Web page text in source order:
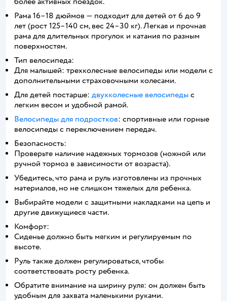
Рама 16–18 дюймов — подходит для детей от 6 до 9
лет (рост 125–140 см, вес 24–30 кг). Легкая и прочная
рама для длительных прогулок и катания по разным
поверхностям.
Тип велосипеда:
Для малышей: трехколесные велосипеды или модели с
дополнительными страховочными колесами.
Для детей постарше: двухколесные велосипеды с
легким весом и удобной рамой.
Велосипеды для подростков: спортивные или горные
велосипеды с переключением передач.
Безопасность:
Проверьте наличие надежных тормозов (ножной или
ручной тормоз в зависимости от возраста).
Убедитесь, что рама и руль изготовлены из прочных
материалов, но не слишком тяжелых для ребенка.
Выбирайте модели с защитными накладками на цепь и
другие движущиеся части.
Комфорт:
Сиденье должно быть мягким и регулируемым по
высоте.
Руль также должен регулироваться, чтобы
соответствовать росту ребенка.
Обратите внимание на ширину руля: он должен быть
удобным для захвата маленькими руками.